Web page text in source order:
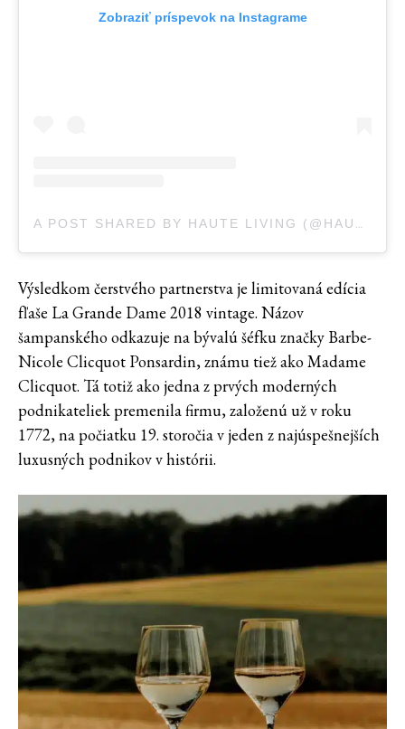
Zobraziť príspevok na Instagrame
A POST SHARED BY HAUTE LIVING (@HAUTELIVING)
Výsledkom čerstvého partnerstva je limitovaná edícia
fľaše La Grande Dame 2018 vintage. Názov
šampanského odkazuje na bývalú šéfku značky Barbe-
Nicole Clicquot Ponsardin, známu tiež ako Madame
Clicquot. Tá totiž ako jedna z prvých moderných
podnikateliek premenila firmu, založenú už v roku
1772, na počiatku 19. storočia v jeden z najúspešnejších
luxusných podnikov v histórii.